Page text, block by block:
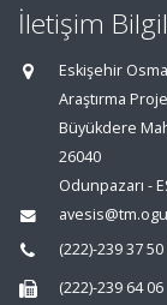
İletişim
Eskişehir
Araştırma
Büyükdere
26040
Odunpazarı -
(222)-239 37
(222)-239 64 06